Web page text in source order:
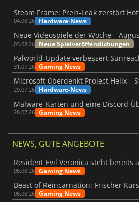
04.08.26 Hardware-News
03.08.26 Neue Spielveröffentlichungen
31.07.26 Gaming News
29.07.26 Hardware-News
28.07.26 Gaming News
NEWS, GUTE ANGEBOTE
05.08.26 Gaming News
05.08.26 Gaming News